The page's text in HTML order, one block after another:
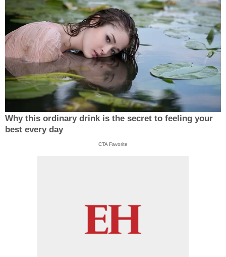
Why this ordinary drink is the secret to feeling your
best every day
CTA Favorite